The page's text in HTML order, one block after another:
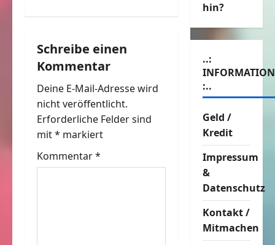
g
s
n
a
v
Schreibe einen
Kommentar
Deine E-Mail-Adresse wird
nicht veröffentlicht.
Erforderliche Felder sind
mit* markiert
Kommentar*
hin?
..:
:..
Geld /
Kredit
Impressum
&
Datenschutz
Kontakt /
Mitmachen